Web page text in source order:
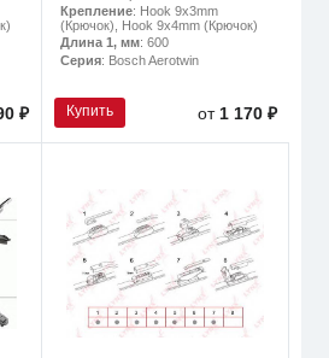
₽
Крепление: Hook 9x3mm
(Крючок), Hook 9x4mm (Крючок)
Длина 1, мм: 600
Серия: Bosch Aerotwin
Купить от 1 170 ₽